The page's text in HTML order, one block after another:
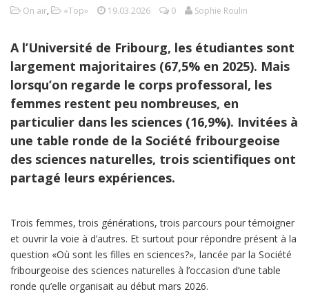
On air, «Top» 19.03.2026 0 Sophie Roulin
A l’Université de Fribourg, les étudiantes sont
largement majoritaires (67,5% en 2025). Mais
lorsqu’on regarde le corps professoral, les
femmes restent peu nombreuses, en
particulier dans les sciences (16,9%). Invitées à
une table ronde de la Société fribourgeoise
des sciences naturelles, trois scientifiques ont
partagé leurs expériences.
Trois femmes, trois générations, trois parcours pour témoigner
et ouvrir la voie à d’autres. Et surtout pour répondre présent à la
question «Où sont les filles en sciences?», lancée par la Société
fribourgeoise des sciences naturelles à l’occasion d’une table
ronde qu’elle organisait au début mars 2026.